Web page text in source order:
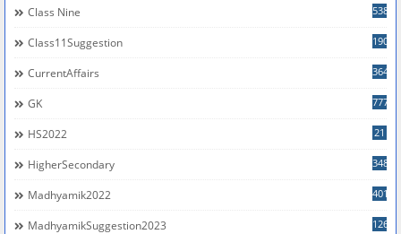
Class Nine 538
Class11Suggestion 190
CurrentAffairs 364
GK 777
HS2022 21
HigherSecondary 348
Madhyamik2022 401
MadhyamikSuggestion2023 126